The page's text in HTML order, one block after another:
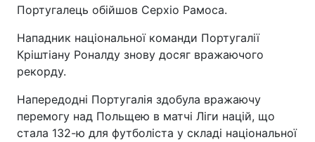
Португалець обійшов Серхіо Рамоса.
Нападник національної команди Португалії
Кріштіану Роналду знову досяг вражаючого
рекорду.
Напередодні Португалія здобула вражаючу
перемогу над Польщею в матчі Ліги націй, що
стала 132-ю для футболіста у складі національної